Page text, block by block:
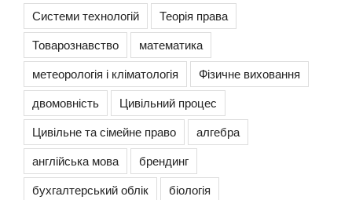
Системи технологій
Теорія права
Товарознавство
математика
метеорологія і кліматологія
Фізичне виховання
двомовність
Цивільний процес
Цивільне та сімейне право
алгебра
англійська мова
брендинг
бухгалтерський облік
біологія